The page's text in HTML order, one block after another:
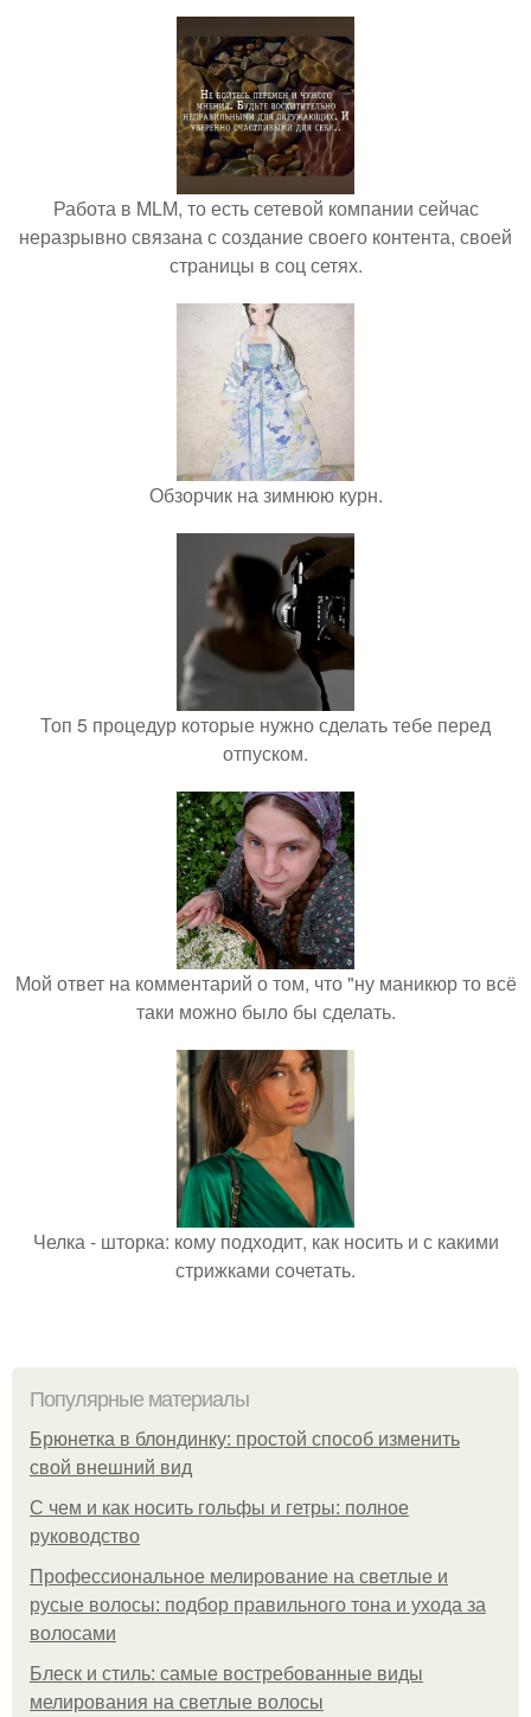
Работа в MLM, то есть сетевой компании сейчас
неразрывно связана с создание своего контента, своей
страницы в соц сетях.
Обзорчик на зимнюю курн.
Топ 5 процедур которые нужно сделать тебе перед
отпуском.
Мой ответ на комментарий о том, что "ну маникюр то всё
таки можно было бы сделать.
Челка - шторка: кому подходит, как носить и с какими
стрижками сочетать.
Популярные материалы
Брюнетка в блондинку: простой способ изменить
свой внешний вид
С чем и как носить гольфы и гетры: полное
руководство
Профессиональное мелирование на светлые и
русые волосы: подбор правильного тона и ухода за
волосами
Блеск и стиль: самые востребованные виды
мелирования на светлые волосы